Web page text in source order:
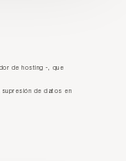
de hosting -, que
supresión de datos en